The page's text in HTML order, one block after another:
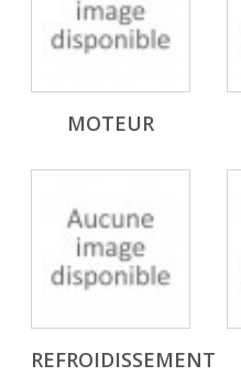
MOTEUR
REFROIDISSEMENT